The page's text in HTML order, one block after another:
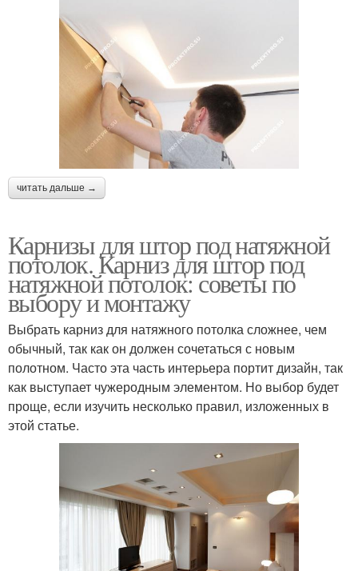
читать дальше →
Карнизы для штор под натяжной
потолок. Карниз для штор под
натяжной потолок: советы по
выбору и монтажу
Выбрать карниз для натяжного потолка сложнее, чем
обычный, так как он должен сочетаться с новым
полотном. Часто эта часть интерьера портит дизайн, так
как выступает чужеродным элементом. Но выбор будет
проще, если изучить несколько правил, изложенных в
этой статье.